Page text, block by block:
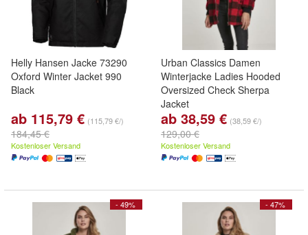
Helly Hansen Jacke 73290
Oxford Winter Jacket 990
Black
ab 115,79 € (115,79 €/)
184,45 €
Kostenloser Versand
Urban Classics Damen
Winterjacke Ladies Hooded
Oversized Check Sherpa
Jacket
ab 38,59 € (38,59 €/)
129,00 €
Kostenloser Versand
- 49% - 47%